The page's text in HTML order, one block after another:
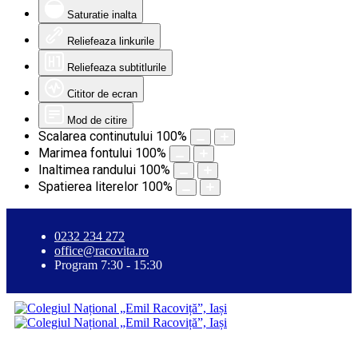
Saturatie inalta
Reliefeaza linkurile
Reliefeaza subtitlurile
Cititor de ecran
Mod de citire
Scalarea continutului 100%
Marimea fontului 100%
Inaltimea randului 100%
Spatierea literelor 100%
0232 234 272
office@racovita.ro
Program 7:30 - 15:30